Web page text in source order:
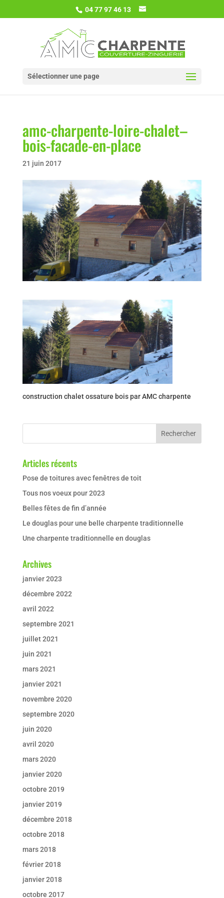
04 77 97 46 13
Sélectionner une page
amc-charpente-loire-chalet–
bois-facade-en-place
21 juin 2017
construction chalet ossature bois par AMC charpente
Articles récents
Pose de toitures avec fenêtres de toit
Tous nos voeux pour 2023
Belles fêtes de fin d’année
Le douglas pour une belle charpente traditionnelle
Une charpente traditionnelle en douglas
Archives
janvier 2023
décembre 2022
avril 2022
septembre 2021
juillet 2021
juin 2021
mars 2021
janvier 2021
novembre 2020
septembre 2020
juin 2020
avril 2020
mars 2020
janvier 2020
octobre 2019
janvier 2019
décembre 2018
octobre 2018
mars 2018
février 2018
janvier 2018
octobre 2017